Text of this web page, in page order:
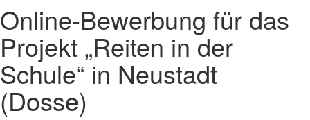
Online-Bewerbung für das
Projekt „Reiten in der
Schule“ in Neustadt
(Dosse)